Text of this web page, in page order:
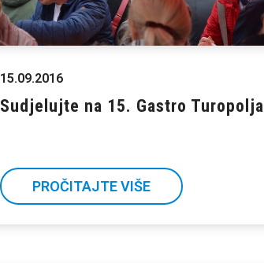
15.09.2016
Sudjelujte na 15. Gastro Turopolja
PROČITAJTE VIŠE